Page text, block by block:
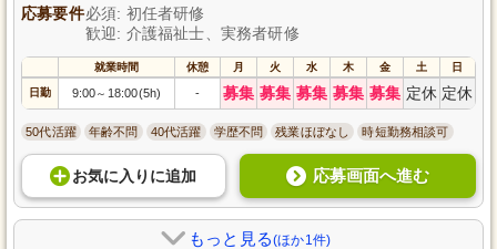
応募要件必須: 初任者研修
歓迎: 介護福祉士、実務者研修
就業時間 休憩 月 火 水 木 金 土 日
日勤 9:00～ 18:00(5h) - 募集 募集 募集 募集 募集 定休 定休
50代活躍 年齢不問 40代活躍 学歴不問 残業ほぼなし 時短勤務相談可
お気に入り に追加 応募画面へ進む
もっと見る(ほか1件)